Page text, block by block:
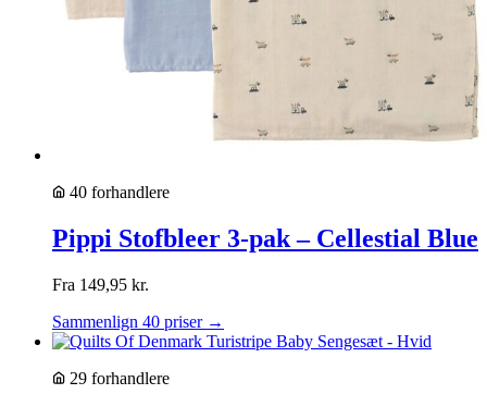
40 forhandlere
Pippi Stofbleer 3-pak – Cellestial Blue
Fra 149,95 kr.
Sammenlign 40 priser →
29 forhandlere